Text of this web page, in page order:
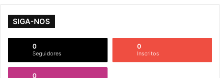
SIGA-NOS
0
Seguidores
0
Inscritos
0